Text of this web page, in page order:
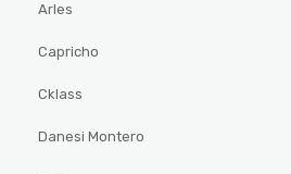
Arles
Capricho
Cklass
Danesi Montero